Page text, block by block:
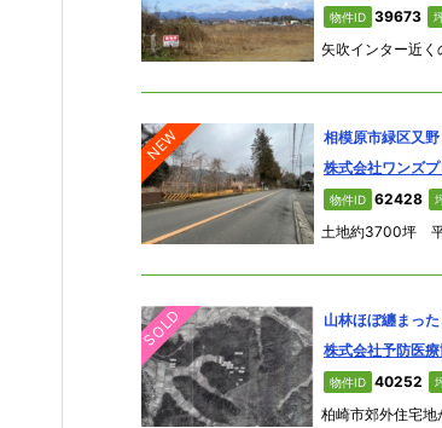
物件ID 39673
矢吹インター近く
NEW
相模原市緑区又
株式会社ワンズプ
物件ID 62428
土地約3700坪
SOLD
山林ほぼ纏まっ
株式会社予防医
物件ID 40252
柏崎市郊外住宅